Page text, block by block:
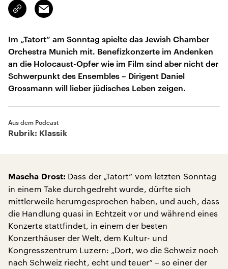
Link
kopieren/teilen
Email
Im „Tatort“ am Sonntag spielte das Jewish Chamber
Orchestra Munich mit. Benefizkonzerte im Andenken
an die Holocaust-Opfer wie im Film sind aber nicht der
Schwerpunkt des Ensembles – Dirigent Daniel
Grossmann will lieber jüdisches Leben zeigen.
Aus dem Podcast
Rubrik: Klassik
Mascha Drost: Dass der „Tatort“ vom letzten Sonntag
in einem Take durchgedreht wurde, dürfte sich
mittlerweile herumgesprochen haben, und auch, dass
die Handlung quasi in Echtzeit vor und während eines
Konzerts stattfindet, in einem der besten
Konzerthäuser der Welt, dem Kultur- und
Kongresszentrum Luzern: „Dort, wo die Schweiz noch
nach Schweiz riecht, echt und teuer“ – so einer der